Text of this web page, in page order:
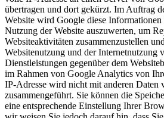
übertragen und dort gekürzt. Im Auftrag
Website wird Google diese
Nutzung der Website auszuwerten, um
Websiteaktivitäten zusammenzustellen
Websitenutzung und der Internetnutzung
Dienstleistungen gegenüber dem
im Rahmen von Google Analytics von
IP-Adresse wird nicht mit anderen Daten
zusammengeführt. Sie können die
eine entsprechende Einstellung Ihrer